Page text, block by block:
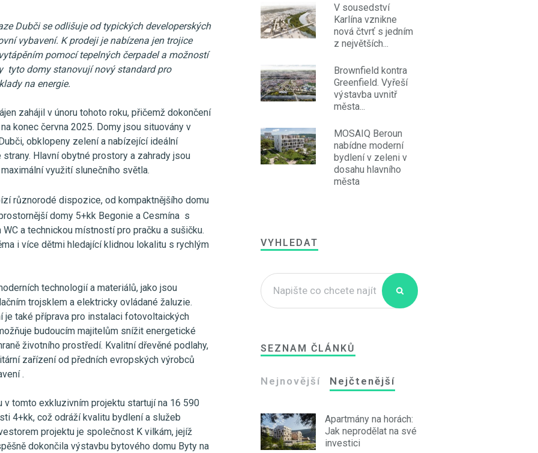
Dubči se odlišuje od typických developerských
vybavení. K prodeji je nabízena jen trojice
pomocí tepelných čerpadel a možností
tyto domy stanovují nový standard pro
na energie.
zahájil v únoru tohoto roku, přičemž dokončení
konec června 2025. Domy jsou situovány v
obklopeny zelení a nabízející ideální
Hlavní obytné prostory a zahrady jsou
využití slunečního světla.
různorodé dispozice, od kompaktnějšího domu
domy 5+kk Begonie a Cesmína s
a technickou místností pro pračku a sušičku.
i více dětmi hledající klidnou lokalitu s rychlým
technologií a materiálů, jako jsou
trojsklem a elektricky ovládané žaluzie.
je také příprava pro instalaci fotovoltaických
budoucím majitelům snížit energetické
životního prostředí. Kvalitní dřevěné podlahy,
zařízení od předních evropských výrobců
.
v tomto exkluzivním projektu startují na 16 590
4+kk, což odráží kvalitu bydlení a služeb
projektu je společnost K vilkám, jejíž
dokončila výstavbu bytového domu Byty na
V sousedství
Karlína vznikne
nová čtvrť s jedním
z největších...
Brownfield kontra
Greenfield. Vyřeší
výstavba uvnitř
města...
MOSAIQ Beroun
nabídne moderní
bydlení v zeleni v
dosahu hlavního
města
VYHLEDAT
SEZNAM ČLÁNKŮ
Nejnovější Nejčtenější
Apartmány na horách:
Jak neprodělat na své
investici